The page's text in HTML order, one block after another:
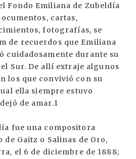
Fondo Emiliana de Zubeldía
cartas,
fotografías, se
de recuerdos que Emiliana
cuidadosamente durante su
Sur. De allí extraje algunos
los que convivió con su
ella siempre estuvo
de amar.1
fue una compositora
de Gaitz o Salinas de Oro,
el 6 de diciembre de 1888;